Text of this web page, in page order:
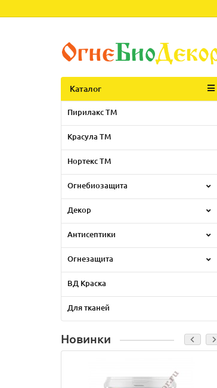
Каталог
Пирилакс ТМ
Красула ТМ
Нортекс ТМ
Огнебиозащита
Декор
Антисептики
Огнезащита
ВД Краска
Для тканей
Новинки